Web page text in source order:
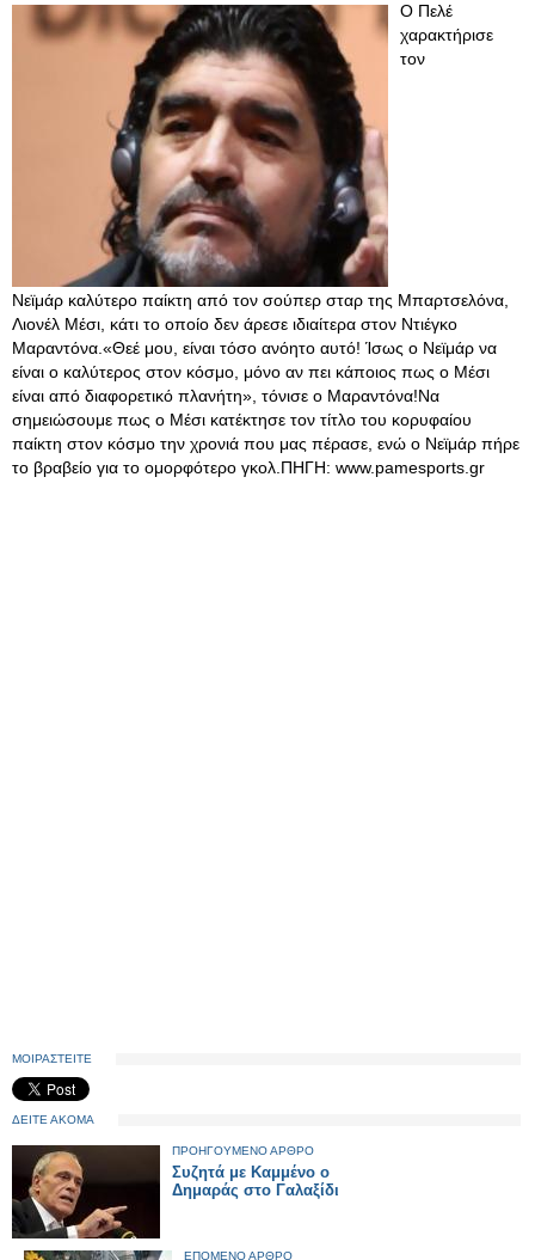
Ο Πελέ
χαρακτήρισε
τον
Νεϊμάρ καλύτερο παίκτη από τον σούπερ σταρ της Μπαρτσελόνα,
Λιονέλ Μέσι, κάτι το οποίο δεν άρεσε ιδιαίτερα στον Ντιέγκο
Μαραντόνα.«Θεέ μου, είναι τόσο ανόητο αυτό! Ίσως ο Νεϊμάρ να
είναι ο καλύτερος στον κόσμο, μόνο αν πει κάποιος πως ο Μέσι
είναι από διαφορετικό πλανήτη», τόνισε ο Μαραντόνα!Να
σημειώσουμε πως ο Μέσι κατέκτησε τον τίτλο του κορυφαίου
παίκτη στον κόσμο την χρονιά που μας πέρασε, ενώ ο Νεϊμάρ πήρε
το βραβείο για το ομορφότερο γκολ.ΠΗΓΗ: www.pamesports.gr
ΜΟΙΡΑΣΤΕΙΤΕ
ΔΕΙΤΕ ΑΚΟΜΑ
ΠΡΟΗΓΟΥΜΕΝΟ ΑΡΘΡΟ
Συζητά με Καμμένο ο
Δημαράς στο Γαλαξίδι
ΕΠΟΜΕΝΟ ΑΡΘΡΟ